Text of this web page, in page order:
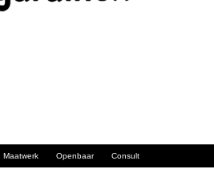
Maatwerk Openbaar Consult